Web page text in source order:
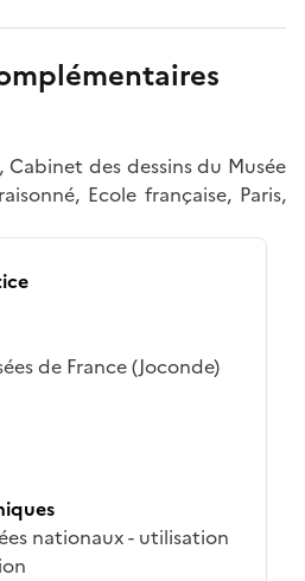
Cabinet des dessins du Musée
Ecole française, Paris,
de France (Joconde)
nationaux - utilisation